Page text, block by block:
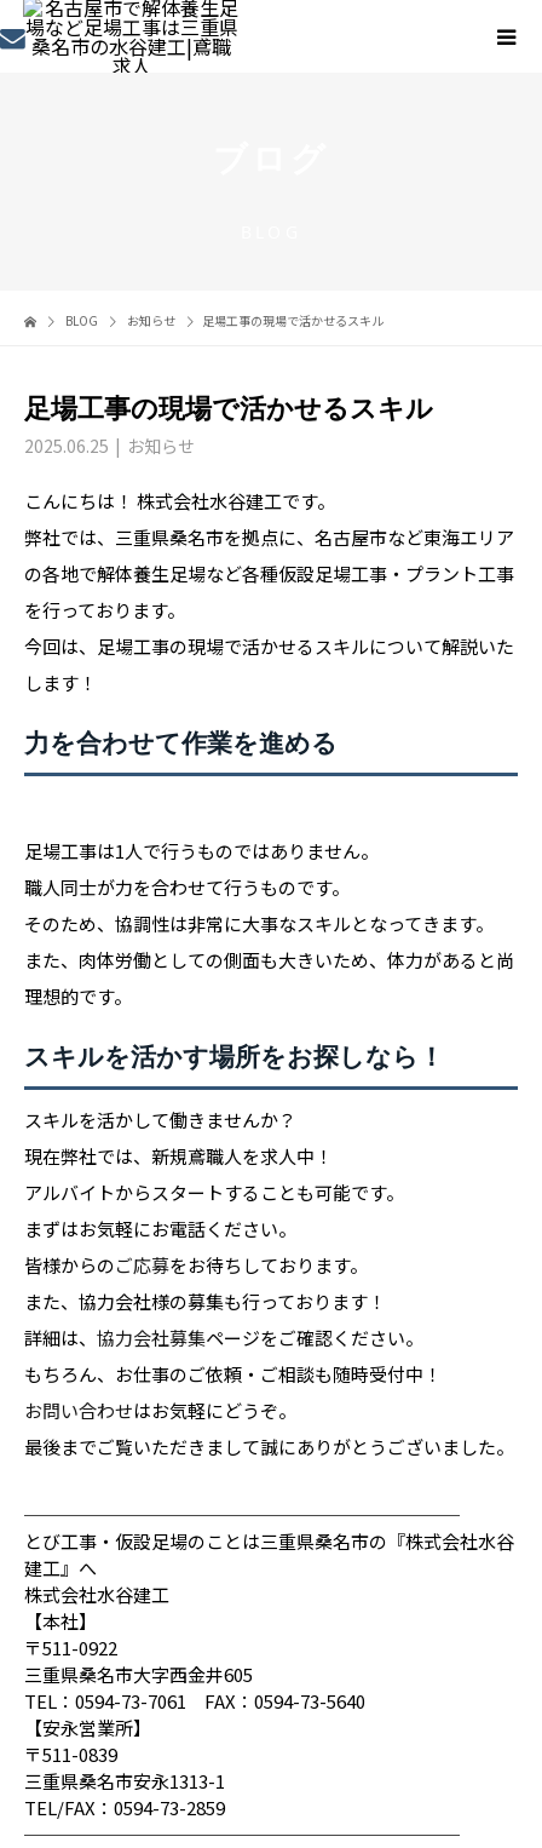
BLOG お知らせ 足場工事の現場で活かせるスキル
足場工事の現場で活かせるスキル
2025.06.25 お知らせ
こんにちは！ 株式会社水谷建工です。
弊社では、三重県桑名市を拠点に、名古屋市など東海エリア
の各地で解体養生足場など各種仮設足場工事・プラント工事
を行っております。
今回は、足場工事の現場で活かせるスキルについて解説いた
します！
力を合わせて作業を進める
足場工事は1人で行うものではありません。
職人同士が力を合わせて行うものです。
そのため、協調性は非常に大事なスキルとなってきます。
また、肉体労働としての側面も大きいため、体力があると尚
理想的です。
スキルを活かす場所をお探しなら！
スキルを活かして働きませんか？
現在弊社では、新規鳶職人を求人中！
アルバイトからスタートすることも可能です。
まずはお気軽にお電話ください。
皆様からのご応募をお待ちしております。
また、協力会社様の募集も行っております！
詳細は、 協力会社募集ページをご確認ください。
もちろん、お仕事のご依頼・ご相談も随時受付中！
お問い合わせはお気軽にどうぞ。
最後までご覧いただきまして誠にありがとうございました。
────────────────────────
とび工事・仮設足場のことは三重県桑名市の『株式会社水谷
建工』へ
株式会社水谷建工
【本社】
〒511-0922
三重県桑名市大字西金井605
TEL：0594-73-7061 FAX：0594-73-5640
【安永営業所】
〒511-0839
三重県桑名市安永1313-1
TEL/FAX：0594-73-2859
────────────────────────